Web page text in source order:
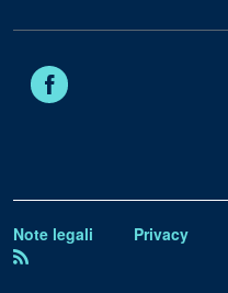
Note legali Privacy